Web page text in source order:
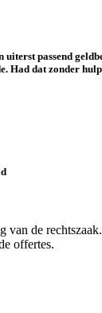
passend
Had dat zonder
van de
offertes.